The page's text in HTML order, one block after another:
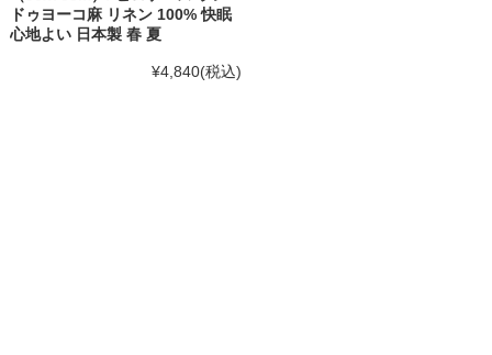
ドゥヨーコ麻 リネン 100% 快眠
心地よい 日本製 春 夏
¥4,840(税込)